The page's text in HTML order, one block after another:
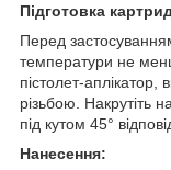
Підготовка
Перед
температури не
пістолет-аплікатор,
різьбою. Накрутіть
під кутом 45°
Нанесення: